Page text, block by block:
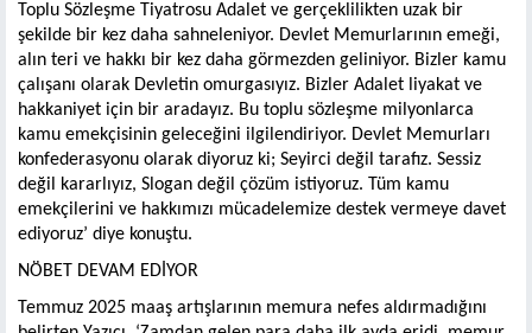
Toplu Sözleşme Tiyatrosu Adalet ve gerçeklilikten uzak bir
şekilde bir kez daha sahneleniyor. Devlet Memurlarının emeği,
alın teri ve hakkı bir kez daha görmezden geliniyor. Bizler kamu
çalışanı olarak Devletin omurgasıyız. Bizler Adalet liyakat ve
hakkaniyet için bir aradayız. Bu toplu sözleşme milyonlarca
kamu emekçisinin geleceğini ilgilendiriyor. Devlet Memurları
konfederasyonu olarak diyoruz ki; Seyirci değil tarafız. Sessiz
değil kararlıyız, Slogan değil çözüm istiyoruz. Tüm kamu
emekçilerini ve hakkımızı mücadelemize destek vermeye davet
ediyoruz’ diye konuştu.
NÖBET DEVAM EDİYOR
Temmuz 2025 maaş artışlarının memura nefes aldırmadığını